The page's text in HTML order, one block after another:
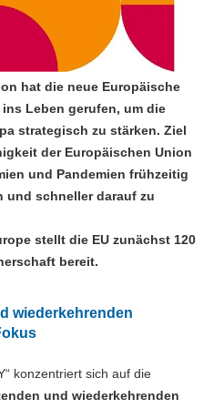
hat die neue Europäische
ins Leben gerufen, um die
strategisch zu stärken. Ziel
der Europäischen Union
und Pandemien frühzeitig
und schneller darauf zu
stellt die EU zunächst 120
bereit.
wiederkehrenden
konzentriert sich auf die
und wiederkehrenden